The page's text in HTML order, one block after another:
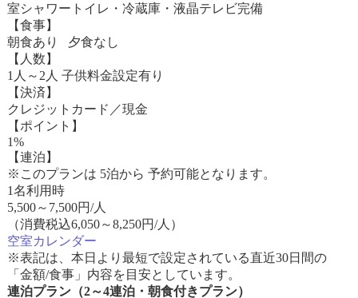
室シャワートイレ・冷蔵庫・液晶テレビ完備
【食事】
朝食あり 夕食なし
【人数】
1人～2人 子供料金設定有り
【決済】
クレジットカード／現金
【ポイント】
1%
【連泊】
※このプランは 5泊から 予約可能となります。
1名利用時
5,500～ 7,500円/人
（消費税込6,050～8,250円/人）
空室カレンダー
※表記は、本日より最短で設定されている直近30日間の
「金額/食事」内容を目安としています。
連泊プラン（2～4連泊・朝食付きプラン）